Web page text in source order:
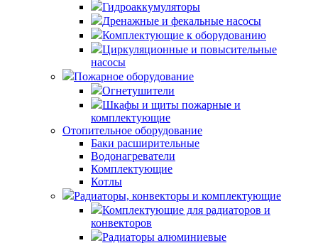
Гидроаккумуляторы
Дренажные и фекальные насосы
Комплектующие к оборудованию
Циркуляционные и повысительные
насосы
Пожарное оборудование
Огнетушители
Шкафы и щиты пожарные и
комплектующие
Отопительное оборудование
Баки расширительные
Водонагреватели
Комплектующие
Котлы
Радиаторы, конвекторы и комплектующие
Комплектующие для радиаторов и
конвекторов
Радиаторы алюминиевые